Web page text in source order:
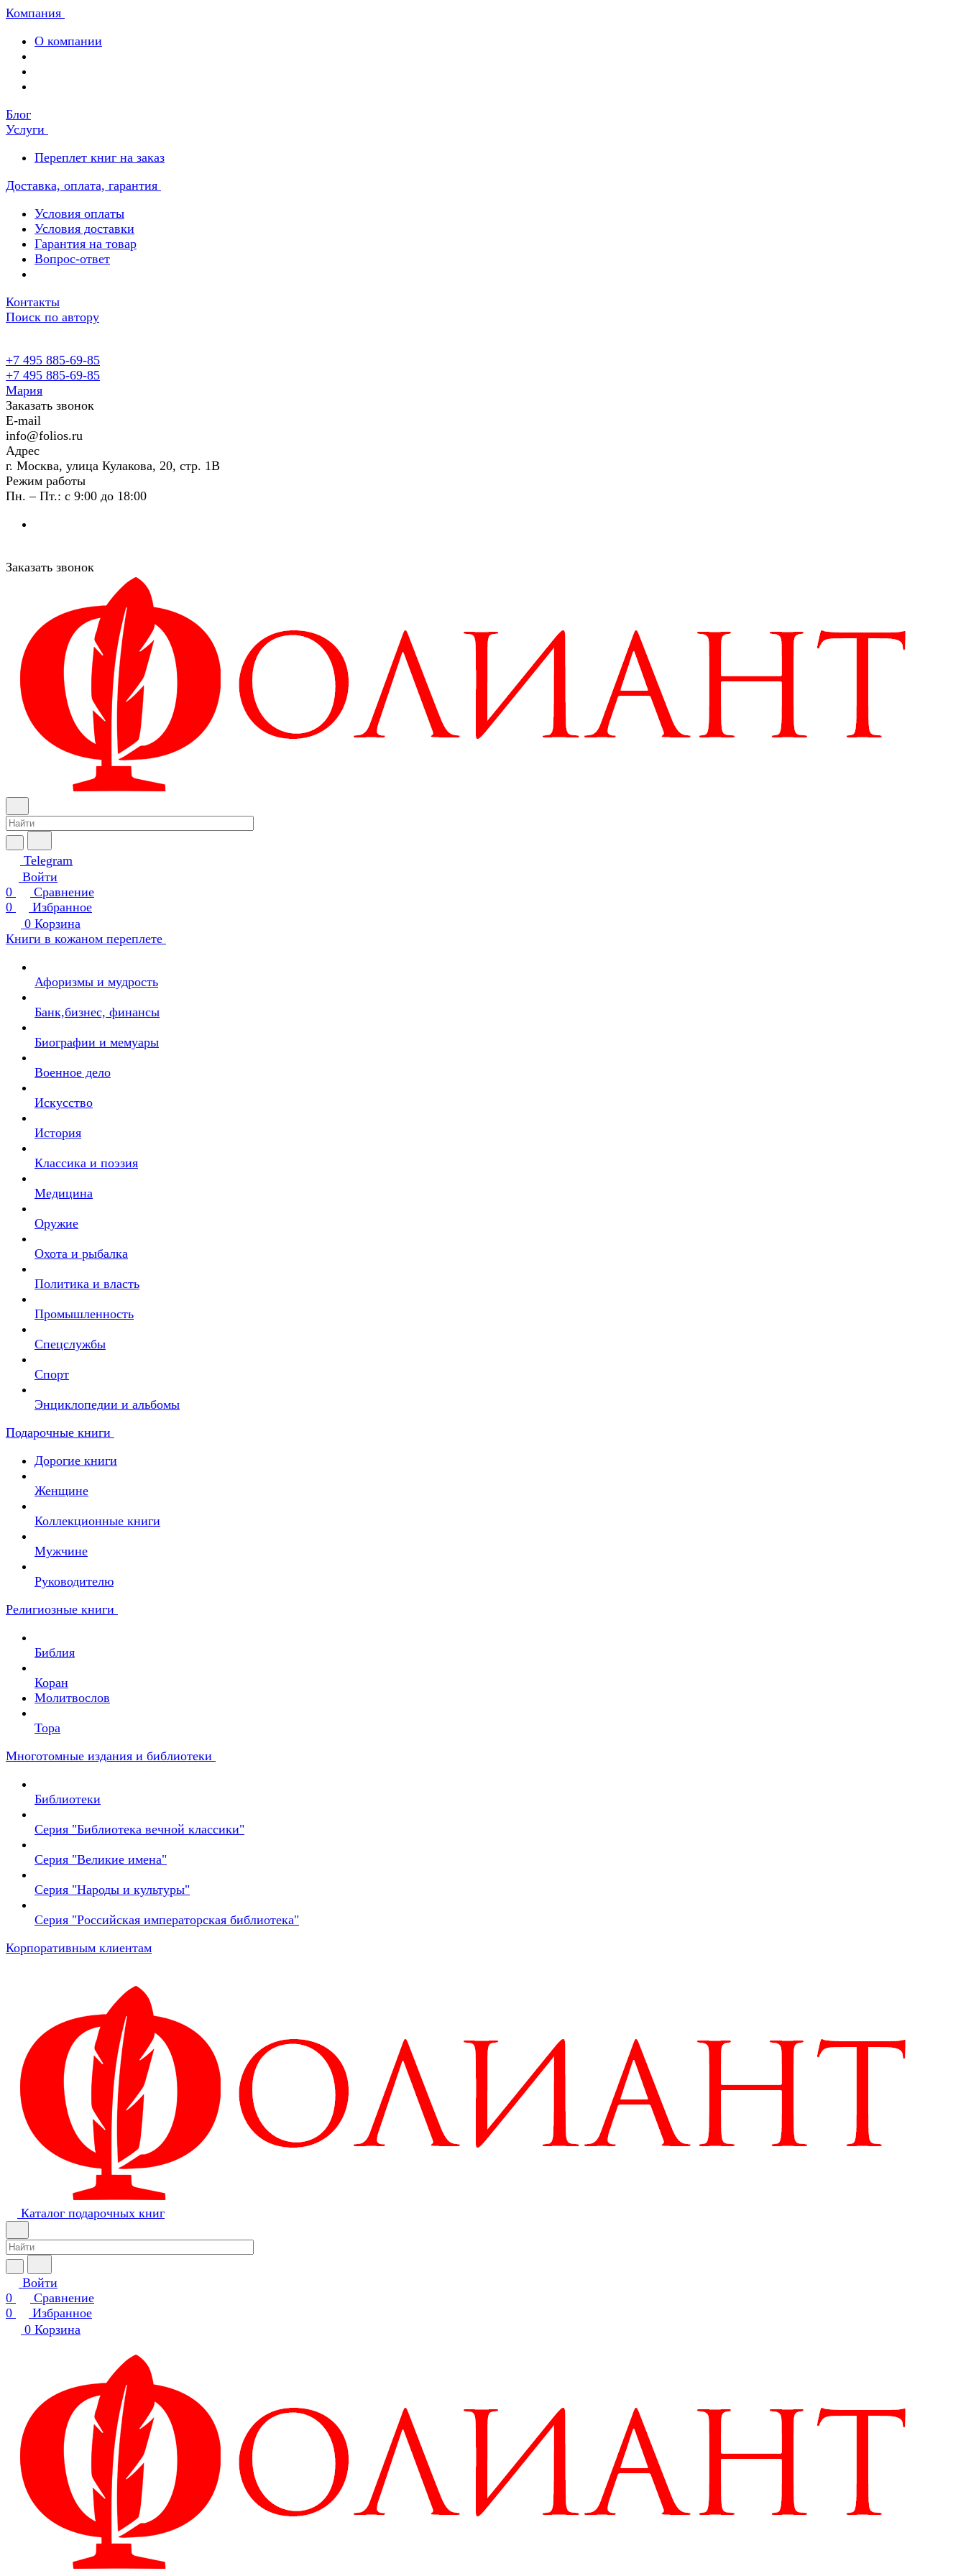
Компания
О компании
Блог
Услуги
Переплет книг на заказ
Доставка, оплата, гарантия
Условия оплаты
Условия доставки
Гарантия на товар
Вопрос-ответ
Контакты
Поиск по автору
+7 495 885-69-85
+7 495 885-69-85
Мария
Заказать звонок
E-mail
info@folios.ru
Адрес
г. Москва, улица Кулакова, 20, стр. 1В
Режим работы
Пн. – Пт.: с 9:00 до 18:00
Заказать звонок
Telegram
Войти
0
Сравнение
0
Избранное
0 Корзина
Книги в кожаном переплете
Афоризмы и мудрость
Банк,бизнес, финансы
Биографии и мемуары
Военное дело
Искусство
История
Классика и поэзия
Медицина
Оружие
Охота и рыбалка
Политика и власть
Промышленность
Спецслужбы
Спорт
Энциклопедии и альбомы
Подарочные книги
Дорогие книги
Женщине
Коллекционные книги
Мужчине
Руководителю
Религиозные книги
Библия
Коран
Молитвослов
Тора
Многотомные издания и библиотеки
Библиотеки
Серия "Библиотека вечной классики"
Серия "Великие имена"
Серия "Народы и культуры"
Серия "Российская императорская библиотека"
Корпоративным клиентам
Каталог подарочных книг
Войти
0
Сравнение
0
Избранное
0 Корзина